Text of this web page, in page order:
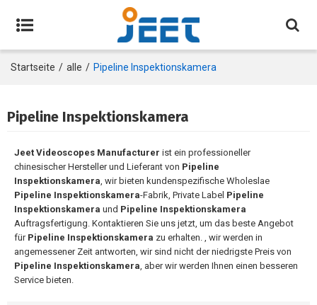
Startseite / alle / Pipeline Inspektionskamera
Pipeline Inspektionskamera
Jeet Videoscopes Manufacturer ist ein professioneller
chinesischer Hersteller und Lieferant von Pipeline
Inspektionskamera, wir bieten kundenspezifische Wholeslae
Pipeline Inspektionskamera-Fabrik, Private Label Pipeline
Inspektionskamera und Pipeline Inspektionskamera
Auftragsfertigung. Kontaktieren Sie uns jetzt, um das beste Angebot
für Pipeline Inspektionskamera zu erhalten. , wir werden in
angemessener Zeit antworten, wir sind nicht der niedrigste Preis von
Pipeline Inspektionskamera, aber wir werden Ihnen einen besseren
Service bieten.